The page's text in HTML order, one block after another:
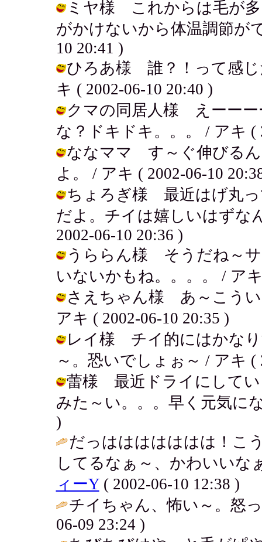
ミヤ様 これからは毛が多
がかけないから体温調節が
10 20:41 )
ひろあ様 誰？！って感じ
キ ( 2002-06-10 20:40 )
クマの同居人様 えーーー
な？ドキドキ。。。 / アキ (
ななママ す～ぐ伸びる
よ。 / アキ ( 2002-06-10
ちょろぎ様 最近はげ丸っ
だよ。チイは嬉しいはずな
2002-06-10 20:36 )
うららん様 そうだね～サ
いないかもね。。。。 / ア
さえちゃん様 あ～こうい
アキ ( 2002-06-10 20:35 )
レイ様 チイ的にはかな
～。恐いでしょぉ～ / アキ (
蕾様 最近ドライにしてい
みた～い。。。早く元気に
)
だっははははははは！こ
してるなぁ～、かわいいな
ィーY( 2002-06-10 12:38 )
チイちゃん、怖い～。怒
06-09 23:24 )